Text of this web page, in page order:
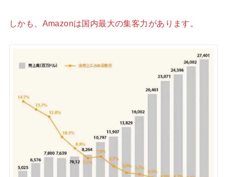
しかも、Amazonは国内最大の集客力があります。